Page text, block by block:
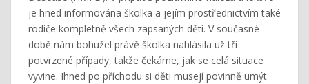
je hned informována školka a jejím prostřednictvím také
rodiče kompletně všech zapsaných dětí. V současné
době nám bohužel právě školka nahlásila už tři
potvrzené případy, takže čekáme, jak se celá situace
vyvine. Ihned po příchodu si děti musejí povinně umýt